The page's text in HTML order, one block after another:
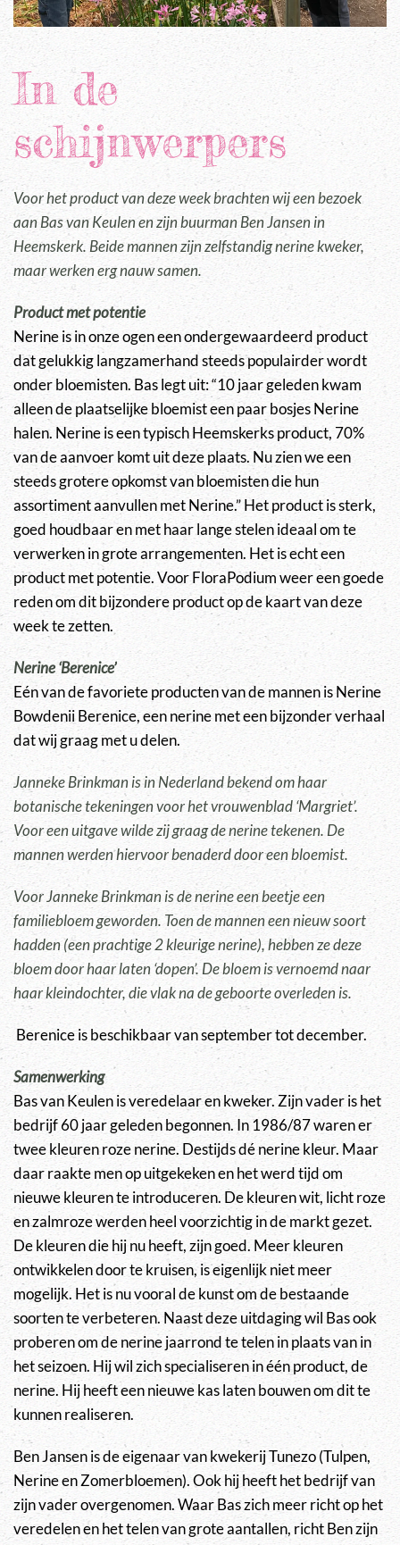
In de
schijnwerpers
Voor het product van deze week brachten wij een bezoek
aan Bas van Keulen en zijn buurman Ben Jansen in
Heemskerk. Beide mannen zijn zelfstandig nerine kweker,
maar werken erg nauw samen.
Product met potentie
Nerine is in onze ogen een ondergewaardeerd product
dat gelukkig langzamerhand steeds populairder wordt
onder bloemisten. Bas legt uit: “10 jaar geleden kwam
alleen de plaatselijke bloemist een paar bosjes Nerine
halen. Nerine is een typisch Heemskerks product, 70%
van de aanvoer komt uit deze plaats. Nu zien we een
steeds grotere opkomst van bloemisten die hun
assortiment aanvullen met Nerine.” Het product is sterk,
goed houdbaar en met haar lange stelen ideaal om te
verwerken in grote arrangementen. Het is echt een
product met potentie. Voor FloraPodium weer een goede
reden om dit bijzondere product op de kaart van deze
week te zetten.
Nerine ‘Berenice’
Eén van de favoriete producten van de mannen is Nerine
Bowdenii Berenice, een nerine met een bijzonder verhaal
dat wij graag met u delen.
Janneke Brinkman is in Nederland bekend om haar
botanische tekeningen voor het vrouwenblad ‘Margriet’.
Voor een uitgave wilde zij graag de nerine tekenen. De
mannen werden hiervoor benaderd door een bloemist.
Voor Janneke Brinkman is de nerine een beetje een
familiebloem geworden. Toen de mannen een nieuw soort
hadden (een prachtige 2 kleurige nerine), hebben ze deze
bloem door haar laten ‘dopen’. De bloem is vernoemd naar
haar kleindochter, die vlak na de geboorte overleden is.
Berenice is beschikbaar van september tot december.
Samenwerking
Bas van Keulen is veredelaar en kweker. Zijn vader is het
bedrijf 60 jaar geleden begonnen. In 1986/87 waren er
twee kleuren roze nerine. Destijds dé nerine kleur. Maar
daar raakte men op uitgekeken en het werd tijd om
nieuwe kleuren te introduceren. De kleuren wit, licht roze
en zalmroze werden heel voorzichtig in de markt gezet.
De kleuren die hij nu heeft, zijn goed. Meer kleuren
ontwikkelen door te kruisen, is eigenlijk niet meer
mogelijk. Het is nu vooral de kunst om de bestaande
soorten te verbeteren. Naast deze uitdaging wil Bas ook
proberen om de nerine jaarrond te telen in plaats van in
het seizoen. Hij wil zich specialiseren in één product, de
nerine. Hij heeft een nieuwe kas laten bouwen om dit te
kunnen realiseren.
Ben Jansen is de eigenaar van kwekerij Tunezo (Tulpen,
Nerine en Zomerbloemen). Ook hij heeft het bedrijf van
zijn vader overgenomen. Waar Bas zich meer richt op het
veredelen en het telen van grote aantallen, richt Ben zijn